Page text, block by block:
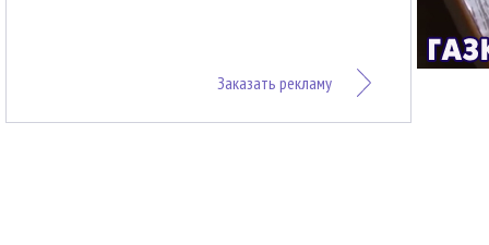
Заказать рекламу